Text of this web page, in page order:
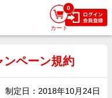
ンペーン規約
制定日：2018年10月24日
0
カート